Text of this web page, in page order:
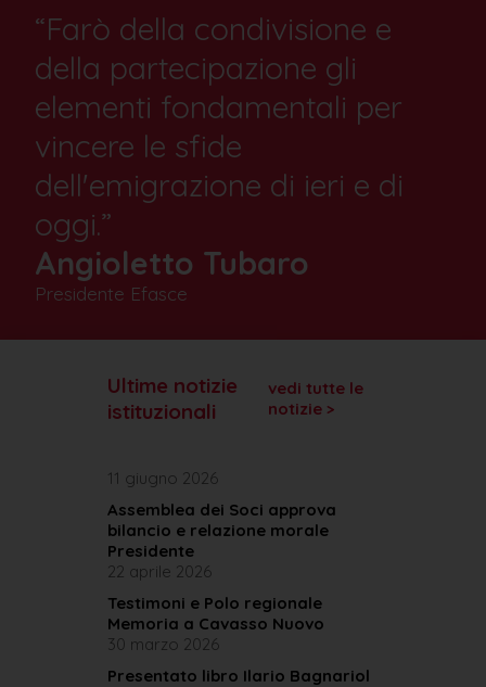
“Farò della condivisione e
della partecipazione gli
elementi fondamentali per
vincere le sfide
dell'emigrazione di ieri e di
oggi.”
Angioletto Tubaro
Presidente Efasce
Ultime notizie
istituzionali
vedi tutte le
notizie >
11 giugno 2026
Assemblea dei Soci approva
bilancio e relazione morale
Presidente
22 aprile 2026
Testimoni e Polo regionale
Memoria a Cavasso Nuovo
30 marzo 2026
Presentato libro Ilario Bagnariol